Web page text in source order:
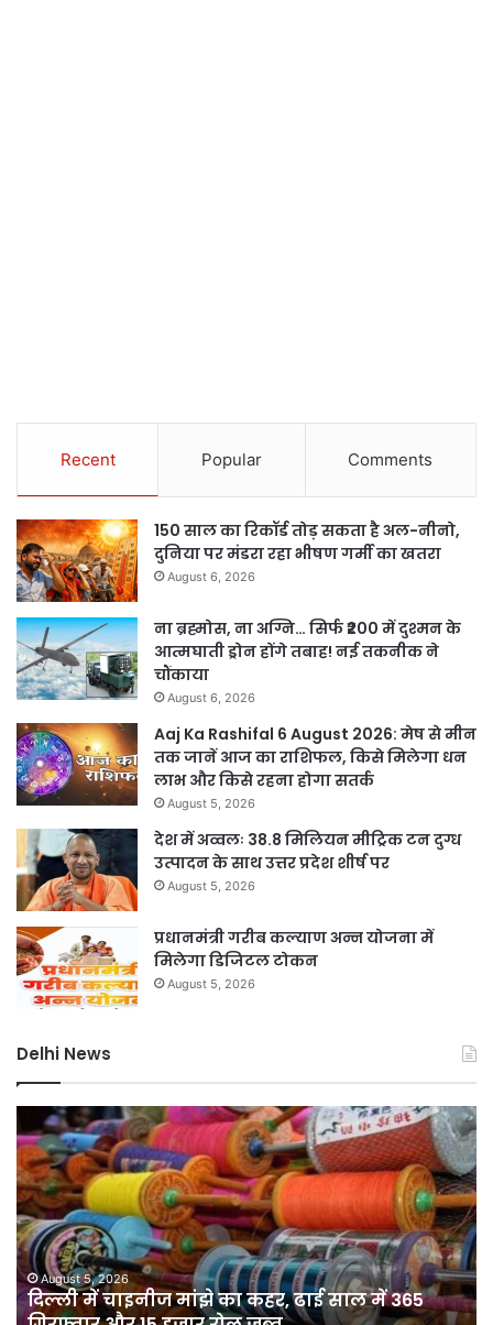
Recent Popular Comments
150 साल का रिकॉर्ड तोड़ सकता है अल-नीनो,
दुनिया पर मंडरा रहा भीषण गर्मी का खतरा
August 6, 2026
ना ब्रह्मोस, ना अग्नि… सिर्फ ₹200 में दुश्मन के
आत्मघाती ड्रोन होंगे तबाह! नई तकनीक ने
चौंकाया
August 6, 2026
Aaj Ka Rashifal 6 August 2026: मेष से मीन
तक जानें आज का राशिफल, किसे मिलेगा धन
लाभ और किसे रहना होगा सतर्क
August 5, 2026
देश में अव्वलः 38.8 मिलियन मीट्रिक टन दुग्ध
उत्पादन के साथ उत्तर प्रदेश शीर्ष पर
August 5, 2026
प्रधानमंत्री गरीब कल्याण अन्न योजना में
मिलेगा डिजिटल टोकन
August 5, 2026
Delhi News
कहर, ढाई साल में 365
यमुना
डूब
क्षेत्र
में
अवैध
निर्माण
पर
सख्त
कार्रवाई,
August 5, 2026
यमुना डूब क्षेत्र में अवैध